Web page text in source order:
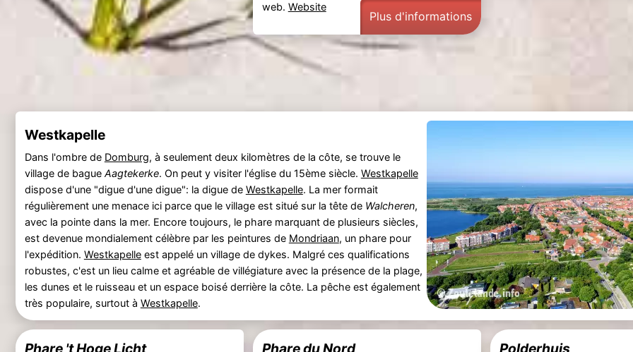
web. Website
Plus d'informations
Westkapelle
Dans l'ombre de Domburg, à seulement deux kilomètres de la côte, se trouve le
village de bague Aagtekerke. On peut y visiter l'église du 15ème siècle. Westkapelle
dispose d'une "digue d'une digue": la digue de Westkapelle. La mer formait
régulièrement une menace ici parce que le village est situé sur la tête de Walcheren,
avec la pointe dans la mer. Encore toujours, le phare marquant de plusieurs siècles,
est devenue mondialement célèbre par les peintures de Mondriaan, un phare pour
l'expédition. Westkapelleest appelé un village de dykes. Malgré ces qualifications
robustes, c'est un lieu calme et agréable de villégiature avec la présence de la plage,
les dunes et le ruisseau et un espace boisé derrière la côte. La pêche est également
très populaire, surtout à Westkapelle.
Phare 't Hoge Licht Phare du Nord Polderhuis